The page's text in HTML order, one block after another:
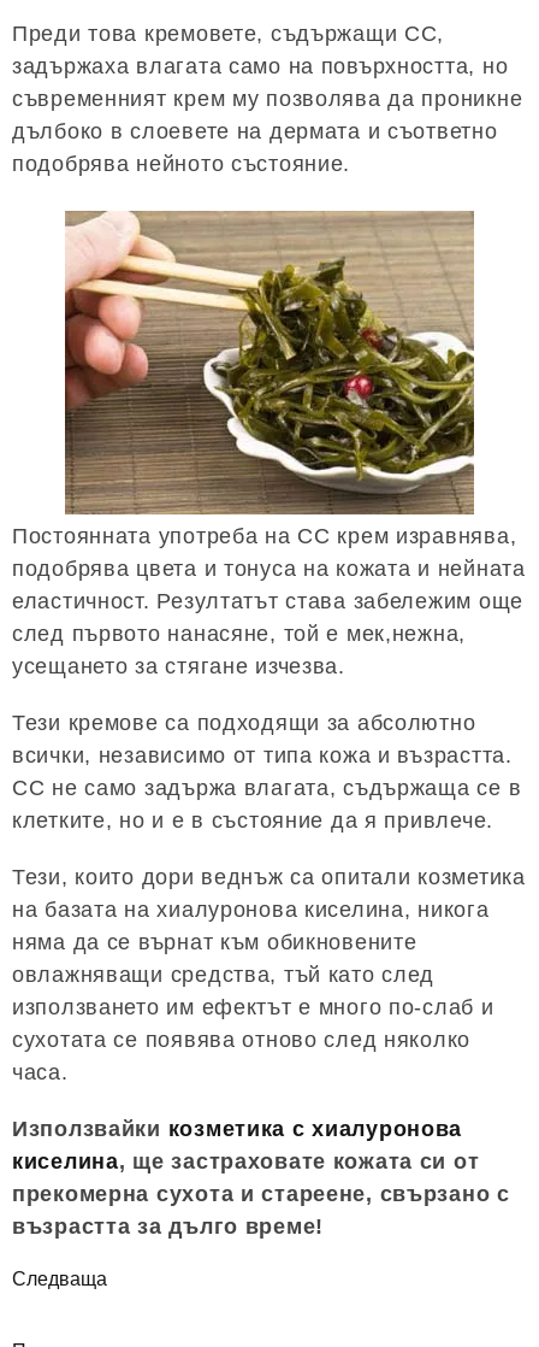
Преди това кремовете, съдържащи CC,
задържаха влагата само на повърхността, но
съвременният крем му позволява да проникне
дълбоко в слоевете на дермата и съответно
подобрява нейното състояние.
Постоянната употреба на СС крем изравнява,
подобрява цвета и тонуса на кожата и нейната
еластичност. Резултатът става забележим още
след първото нанасяне, той е мек,нежна,
усещането за стягане изчезва.
Тези кремове са подходящи за абсолютно
всички, независимо от типа кожа и възрастта.
CC не само задържа влагата, съдържаща се в
клетките, но и е в състояние да я привлече.
Тези, които дори веднъж са опитали козметика
на базата на хиалуронова киселина, никога
няма да се върнат към обикновените
овлажняващи средства, тъй като след
използването им ефектът е много по-слаб и
сухотата се появява отново след няколко
часа.
Използвайки козметика с хиалуронова
киселина, ще застраховате кожата си от
прекомерна сухота и стареене, свързано с
възрастта за дълго време!
Следваща